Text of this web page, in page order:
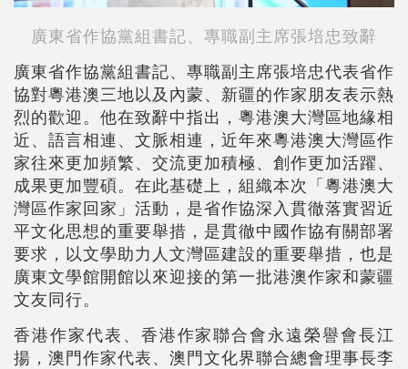
廣東省作協黨組書記、專職副主席張培忠致辭
廣東省作協黨組書記、專職副主席張培忠代表省作
協對粵港澳三地以及內蒙、新疆的作家朋友表示熱
烈的歡迎。他在致辭中指出，粵港澳大灣區地緣相
近、語言相連、文脈相連，近年來粵港澳大灣區作
家往來更加頻繁、交流更加積極、創作更加活躍、
成果更加豐碩。在此基礎上，組織本次「粵港澳大
灣區作家回家」活動，是省作協深入貫徹落實習近
平文化思想的重要舉措，是貫徹中國作協有關部署
要求，以文學助力人文灣區建設的重要舉措，也是
廣東文學館開館以來迎接的第一批港澳作家和蒙疆
文友同行。
香港作家代表、香港作家聯合會永遠榮譽會長江
揚，澳門作家代表、澳門文化界聯合總會理事長李